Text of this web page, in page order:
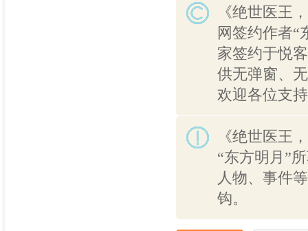
《绝世医王
网签约作者“
家签约于悦
供无弹窗、
欢迎各位支
《绝世医王
“东方明月”
人物、事件
钩。